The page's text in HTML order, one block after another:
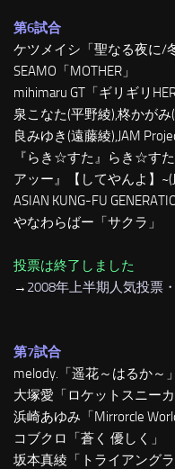
第6試合
ケツメイシ「聖なる夜に/
SEAMO「MOTHER」
mihimaru GT「ギリギリ
泉こなた(平野綾),柊かが
良みゆき(遠藤綾),JAM
『らき☆すた』らき☆すた
アッー』【してやんよ】
ASIAN KUNG-FU
やなわらばー「サクラ」
投票は終了しました
→ 2008年上半期人気投票
第7試合
melody.「遥花～はるか～」
大塚愛「ロケットスニーカ
浜崎あゆみ「Mirrorcle
コブクロ「蒼く 優しく」
坂本真綾「トライアングラ